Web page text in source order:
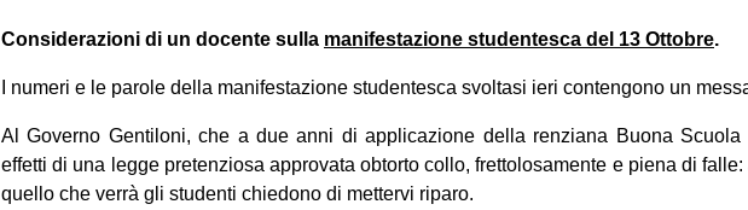
Considerazioni di un docente sulla manifestazione studentesca del 13 Ottobre.
I numeri e le parole della manifestazione studentesca svoltasi ieri contengono un
Al Governo Gentiloni, che a due anni di applicazione della renziana Buona
effetti di una legge pretenziosa approvata obtorto collo, frettolosamente e piena di
quello che verrà gli studenti chiedono di mettervi riparo.